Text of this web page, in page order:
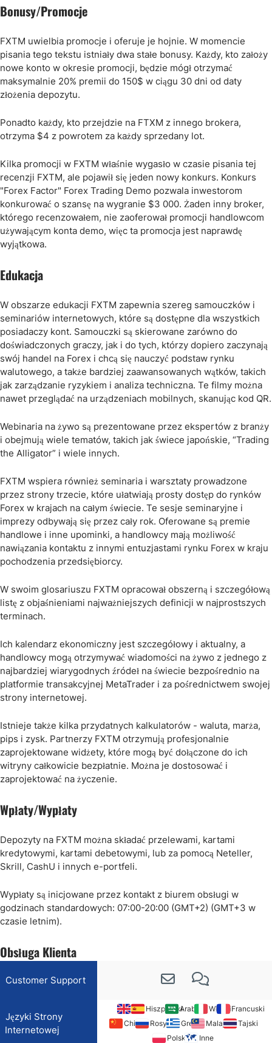
Bonusy/Promocje
FXTM uwielbia promocje i oferuje je hojnie. W momencie
pisania tego tekstu istniały dwa stałe bonusy. Każdy, kto założy
nowe konto w okresie promocji, będzie mógł otrzymać
maksymalnie 20% premii do 150$ w ciągu 30 dni od daty
złożenia depozytu.
Ponadto każdy, kto przejdzie na FTXM z innego brokera,
otrzyma $4 z powrotem za każdy sprzedany lot.
Kilka promocji w FXTM właśnie wygasło w czasie pisania tej
recenzji FXTM, ale pojawił się jeden nowy konkurs. Konkurs
"Forex Factor" Forex Trading Demo pozwala inwestorom
konkurować o szansę na wygranie $3 000. Żaden inny broker,
którego recenzowałem, nie zaoferował promocji handlowcom
używającym konta demo, więc ta promocja jest naprawdę
wyjątkowa.
Edukacja
W obszarze edukacji FXTM zapewnia szereg samouczków i
seminariów internetowych, które są dostępne dla wszystkich
posiadaczy kont. Samouczki są skierowane zarówno do
doświadczonych graczy, jak i do tych, którzy dopiero zaczynają
swój handel na Forex i chcą się nauczyć podstaw rynku
walutowego, a także bardziej zaawansowanych wątków, takich
jak zarządzanie ryzykiem i analiza techniczna. Te filmy można
nawet przeglądać na urządzeniach mobilnych, skanując kod QR.
Webinaria na żywo są prezentowane przez ekspertów z branży
i obejmują wiele tematów, takich jak świece japońskie, “Trading
the Alligator” i wiele innych.
FXTM wspiera również seminaria i warsztaty prowadzone
przez strony trzecie, które ułatwiają prosty dostęp do rynków
Forex w krajach na całym świecie. Te sesje seminaryjne i
imprezy odbywają się przez cały rok. Oferowane są premie
handlowe i inne upominki, a handlowcy mają możliwość
nawiązania kontaktu z innymi entuzjastami rynku Forex w kraju
pochodzenia przedsiębiorcy.
W swoim glosariuszu FXTM opracował obszerną i szczegółową
listę z objaśnieniami najważniejszych definicji w najprostszych
terminach.
Ich kalendarz ekonomiczny jest szczegółowy i aktualny, a
handlowcy mogą otrzymywać wiadomości na żywo z jednego z
najbardziej wiarygodnych źródeł na świecie bezpośrednio na
platformie transakcyjnej MetaTrader i za pośrednictwem swojej
strony internetowej.
Istnieje także kilka przydatnych kalkulatorów - waluta, marża,
pips i zysk. Partnerzy FXTM otrzymują profesjonalnie
zaprojektowane widżety, które mogą być dołączone do ich
witryny całkowicie bezpłatnie. Można je dostosować i
zaprojektować na życzenie.
Wpłaty/Wypłaty
Depozyty na FXTM można składać przelewami, kartami
kredytowymi, kartami debetowymi, lub za pomocą Neteller,
Skrill, CashU i innych e-portfeli.
Wypłaty są inicjowane przez kontakt z biurem obsługi w
godzinach standardowych: 07:00-20:00 (GMT+2) (GMT+3 w
czasie letnim).
Obsługa Klienta
Customer Support
Języki Strony
Internetowej
EN HiszpańskiArabski WłoskiFrancuski
Chiński Rosyjski Grecki Malajski Tajski
Polski
Inne